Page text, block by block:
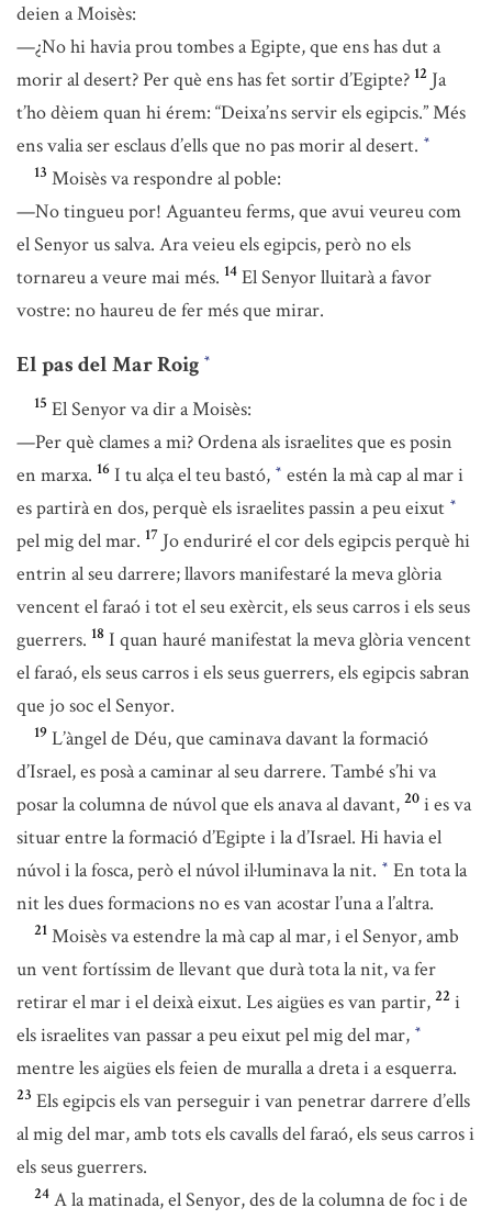
deien a Moisès:
—¿No hi havia prou tombes a Egipte, que ens has dut a
morir al desert? Per què ens has fet sortir d’Egipte? 12 Ja
t’ho dèiem quan hi érem: “Deixa’ns servir els egipcis.” Més
ens valia ser esclaus d’ells que no pas morir al desert. *
13 Moisès va respondre al poble:
—No tingueu por! Aguanteu ferms, que avui veureu com
el Senyor us salva. Ara veieu els egipcis, però no els
tornareu a veure mai més. 14 El Senyor lluitarà a favor
vostre: no haureu de fer més que mirar.
El pas del Mar Roig *
15 El Senyor va dir a Moisès:
—Per què clames a mi? Ordena als israelites que es posin
en marxa. 16 I tu alça el teu bastó, * estén la mà cap al mar i
es partirà en dos, perquè els israelites passin a peu eixut *
pel mig del mar. 17 Jo enduriré el cor dels egipcis perquè hi
entrin al seu darrere; llavors manifestaré la meva glòria
vencent el faraó i tot el seu exèrcit, els seus carros i els seus
guerrers. 18 I quan hauré manifestat la meva glòria vencent
el faraó, els seus carros i els seus guerrers, els egipcis sabran
que jo soc el Senyor.
19 L’àngel de Déu, que caminava davant la formació
d’Israel, es posà a caminar al seu darrere. També s’hi va
posar la columna de núvol que els anava al davant, 20 i es va
situar entre la formació d’Egipte i la d’Israel. Hi havia el
núvol i la fosca, però el núvol il·luminava la nit. * En tota la
nit les dues formacions no es van acostar l’una a l’altra.
21 Moisès va estendre la mà cap al mar, i el Senyor, amb
un vent fortíssim de llevant que durà tota la nit, va fer
retirar el mar i el deixà eixut. Les aigües es van partir, 22 i
els israelites van passar a peu eixut pel mig del mar, *
mentre les aigües els feien de muralla a dreta i a esquerra.
23 Els egipcis els van perseguir i van penetrar darrere d’ells
al mig del mar, amb tots els cavalls del faraó, els seus carros i
els seus guerrers.
24 A la matinada, el Senyor, des de la columna de foc i de